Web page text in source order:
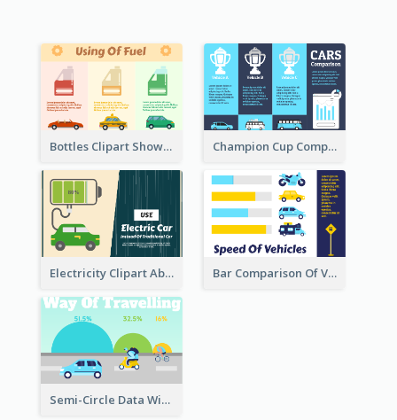
Bottles Clipart Showing Comparison Champion Cup Comparison About Car
Electricity Clipart About Electric Car Bar Comparison Of Vehicles
Semi-Circle Data With Illustration